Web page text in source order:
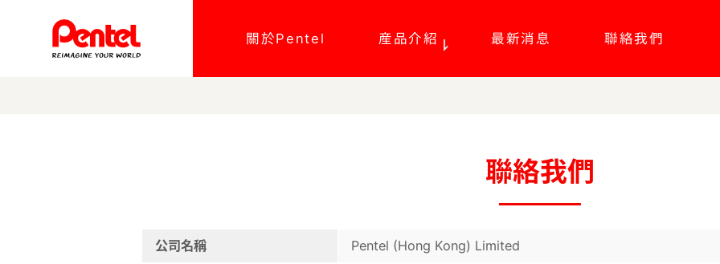
關於Pentel 産品介紹 最新消息 聯絡我們
聯絡我們
公司名稱 Pentel (Hong Kong) Limited